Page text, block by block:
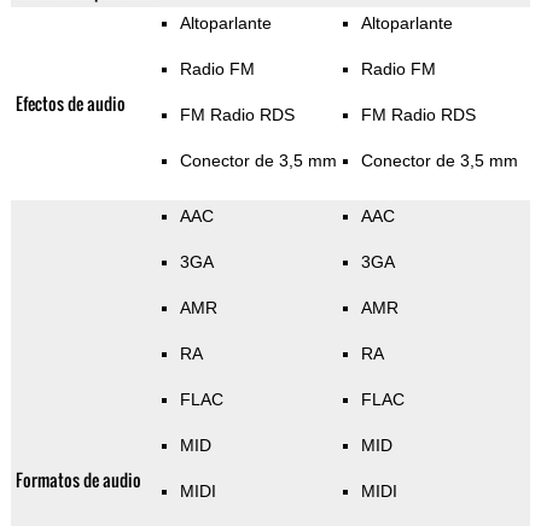
Efectos de audio
Altoparlante
Radio FM
FM Radio RDS
Conector de 3,5 mm
Altoparlante
Radio FM
FM Radio RDS
Conector de 3,5 mm
Formatos de audio
AAC
3GA
AMR
RA
FLAC
MID
MIDI
AAC
3GA
AMR
RA
FLAC
MID
MIDI